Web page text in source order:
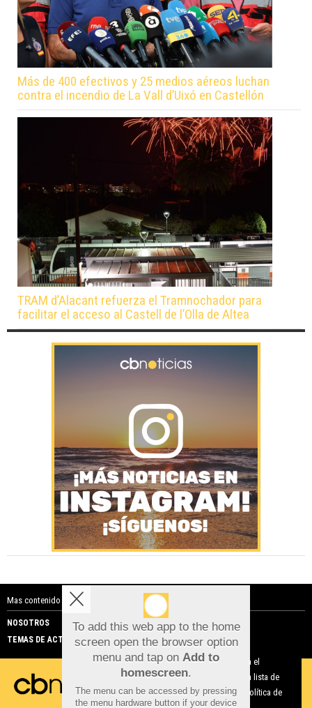
Más de 400 efectivos y 25 medios aéreos luchan
contra el incendio de La Vall d’Uixó en Castellón
TRAM d’Alacant refuerza el Tramnochador para
facilitar el acceso al Castell de l’Olla de Altea
Mas contenido de Costa Blanca Noticias:
NOSOTROS
PUBLICIDAD
TEMAS DE ACTUALIDAD
To add this web app to the home
screen open the browser option
menu and tap on Add to
homescreen.
The menu can be accessed by pressing
the menu hardware button if your device
Aviso sobre el Uso de cookies:
Utilizamos cookies nuestras y de terceros para el
funcionamiento del digital. Puedes consultar la lista de
cookies y como desconectarlas. Ver nuestra Política de